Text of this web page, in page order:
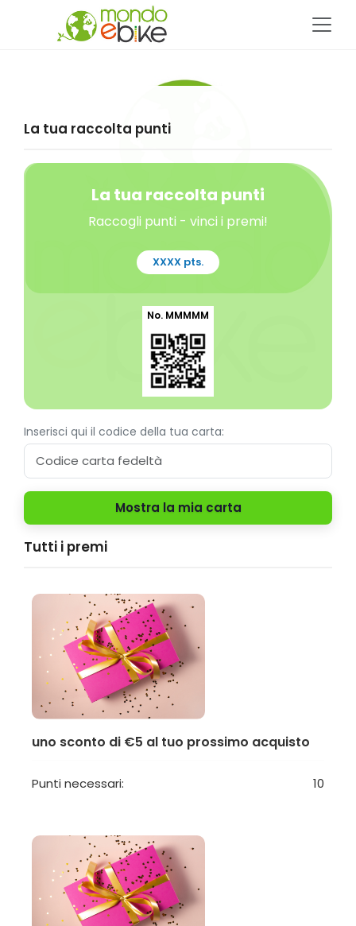
La tua raccolta punti
La tua raccolta punti
Raccogli punti - vinci i premi!
XXXX pts.
No. MMMMM
Inserisci qui il codice della tua carta:
Tutti i premi
uno sconto di €5 al tuo prossimo acquisto
Punti necessari: 10